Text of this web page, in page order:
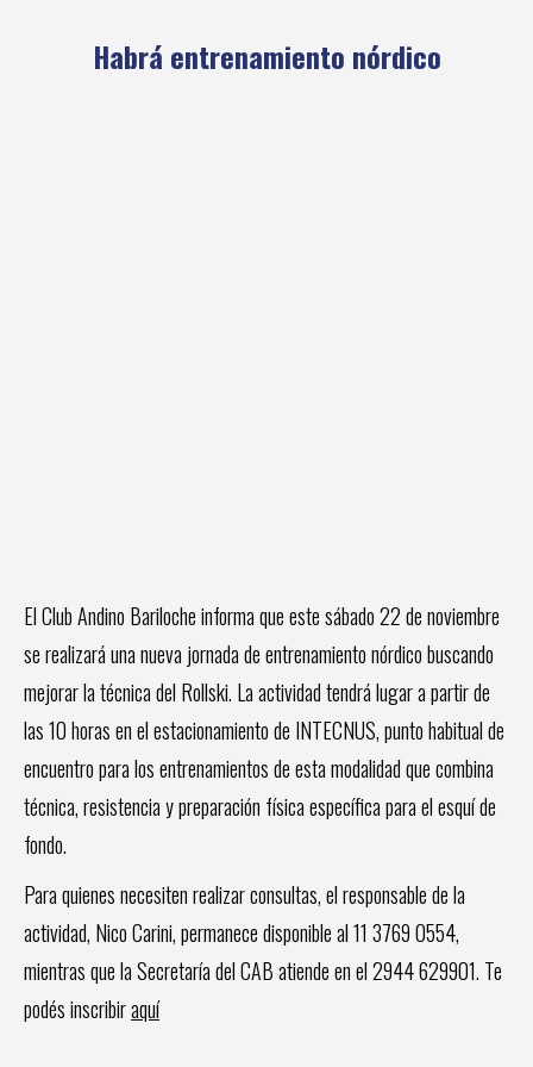
Habrá entrenamiento nórdico
El Club Andino Bariloche informa que este sábado 22 de noviembre
se realizará una nueva jornada de entrenamiento nórdico buscando
mejorar la técnica del Rollski. La actividad tendrá lugar a partir de
las 10 horas en el estacionamiento de INTECNUS, punto habitual de
encuentro para los entrenamientos de esta modalidad que combina
técnica, resistencia y preparación física específica para el esquí de
fondo.
Para quienes necesiten realizar consultas, el responsable de la
actividad, Nico Carini, permanece disponible al 11 3769 0554,
mientras que la Secretaría del CAB atiende en el 2944 629901. Te
podés inscribiraquí